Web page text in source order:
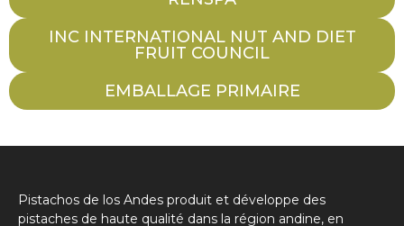
INC INTERNATIONAL NUT AND DIET
FRUIT COUNCIL
EMBALLAGE PRIMAIRE
Pistachos de los Andes produit et développe des
pistaches de haute qualité dans la région andine, en